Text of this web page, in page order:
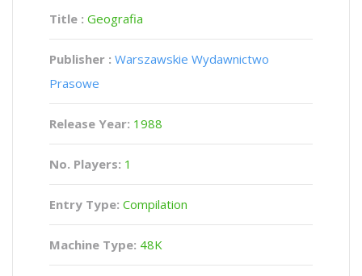
Title : Geografia
Publisher : Warszawskie Wydawnictwo
Prasowe
Release Year: 1988
No. Players: 1
Entry Type: Compilation
Machine Type: 48K